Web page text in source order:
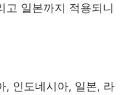
고 일본까지 적용되니
, 인도네시아, 일본, 라